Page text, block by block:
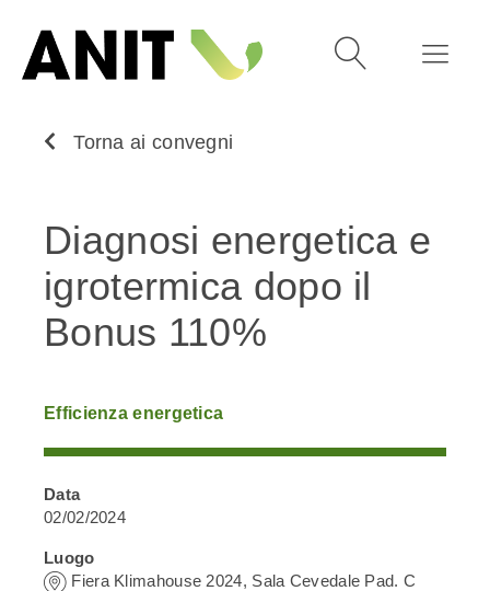
Torna ai convegni
Diagnosi energetica e
igrotermica dopo il
Bonus 110%
Efficienza energetica
Data
02/02/2024
Luogo
Fiera Klimahouse 2024, Sala Cevedale Pad. C